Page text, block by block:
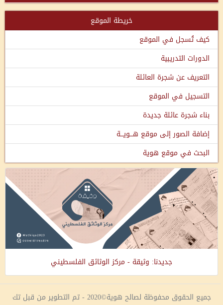
خريطة الموقع
كيف تُسجل في الموقع
الدورات التدريبية
التعريف عن شجرة العائلة
التسجيل في الموقع
بناء شجرة عائلة جديدة
إضافة الصور إلى موقع هـــويـــة
البحث في موقع هوية
جديدنا: وثيقة - مركز الوثائق الفلسطيني
جميع الحقوق محفوظة لصالح هوية©2020 - تم التطوير من قبل تك